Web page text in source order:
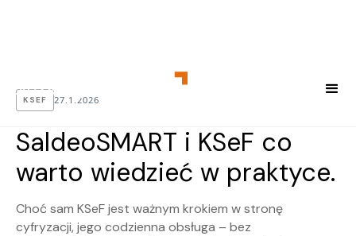
KSEF 27.1.2026
SaldeoSMART i KSeF co
warto wiedzieć w praktyce.
Choć sam KSeF jest ważnym krokiem w stronę
cyfryzacji, jego codzienna obsługa – bez